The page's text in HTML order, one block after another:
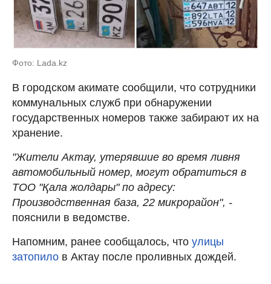
Фото: Lada.kz
В городском акимате сообщили, что сотрудники
коммунальных служб при обнаружении
государственных номеров также забирают их на
хранение.
"Жители Актау, утерявшие во время ливня
автомобильный номер, могут обратиться в
ТОО "Қала жолдары" по адресу:
Производственная база, 22 микрорайон", -
пояснили в ведомстве.
Напомним, ранее сообщалось, что улицы
затопило в Актау после проливных дождей.